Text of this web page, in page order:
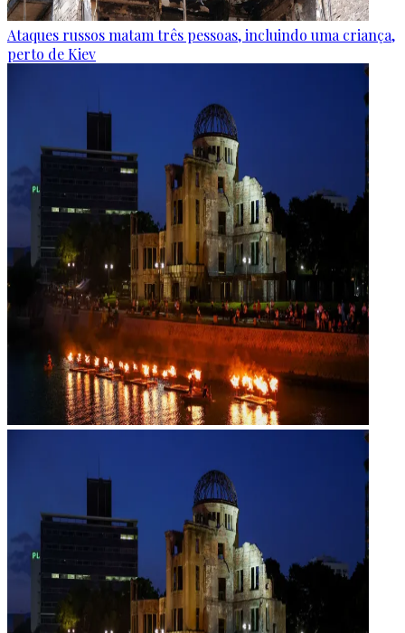
Ataques russos matam três pessoas, incluindo uma criança,
perto de Kiev